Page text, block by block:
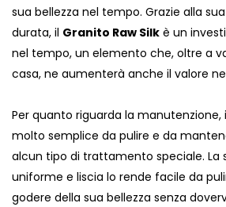
sua bellezza nel tempo. Grazie alla
durata, il Granito Raw Silk è un
nel tempo, un elemento che, oltre a
casa, ne aumenterà anche il valore
Per quanto riguarda la manutenzione,
molto semplice da pulire e da
alcun tipo di trattamento speciale. La
uniforme e liscia lo rende facile da
godere della sua bellezza senza